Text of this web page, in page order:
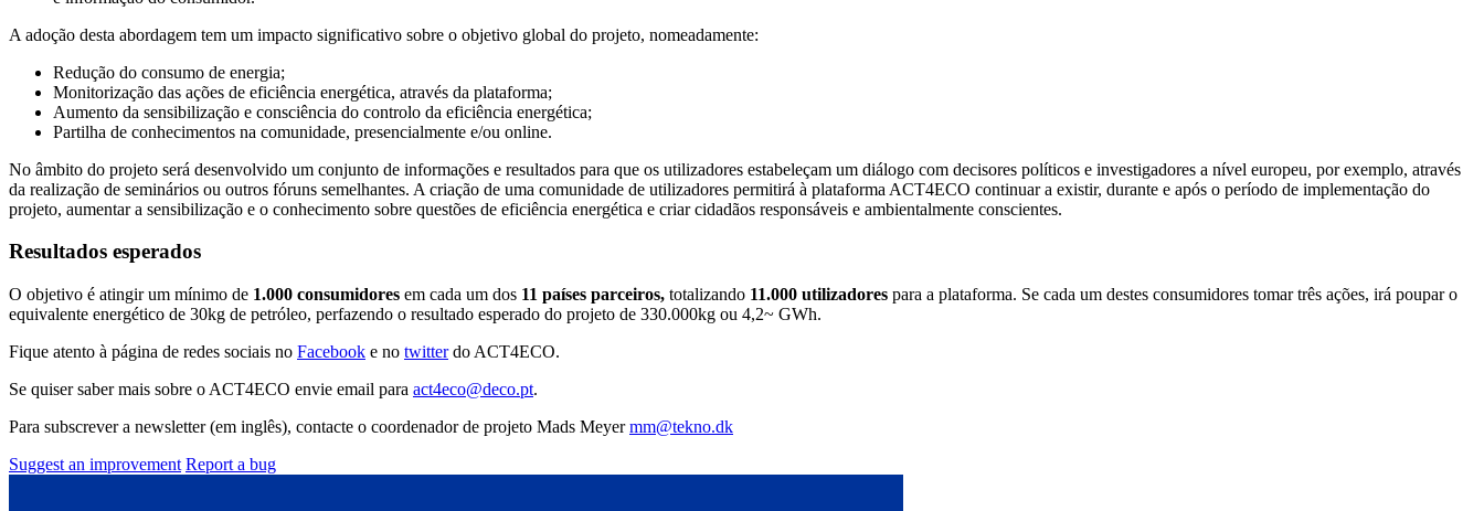
A adoção desta abordagem tem um impacto significativo sobre o objetivo global do projeto, nomeadamente:
Redução do consumo de energia;
Monitorização das ações de eficiência energética, através da plataforma;
Aumento da sensibilização e consciência do controlo da eficiência energética;
Partilha de conhecimentos na comunidade, presencialmente e/ou online.
No âmbito do projeto será desenvolvido um conjunto de informações e resultados para que os utilizadores estabeleçam um diálogo com decisores políticos e investigadores a nível europeu, por exemplo, através
da realização de seminários ou outros fóruns semelhantes. A criação de uma comunidade de utilizadores permitirá à plataforma ACT4ECO continuar a existir, durante e após o período de implementação do
projeto, aumentar a sensibilização e o conhecimento sobre questões de eficiência energética e criar cidadãos responsáveis e ambientalmente conscientes.
Resultados esperados
O objetivo é atingir um mínimo de 1.000 consumidores em cada um dos 11 países parceiros, totalizando 11.000 utilizadores para a plataforma. Se cada um destes consumidores tomar três ações, irá poupar o
equivalente energético de 30kg de petróleo, perfazendo o resultado esperado do projeto de 330.000kg ou 4,2~ GWh.
Fique atento à página de redes sociais no Facebook e no twitterdo ACT4ECO.
Se quiser saber mais sobre o ACT4ECO envie email para act4eco@deco.pt.
Para subscrever a newsletter (em inglês), contacte o coordenador de projeto Mads Meyermm@tekno.dk
Suggest an improvement Report a bug